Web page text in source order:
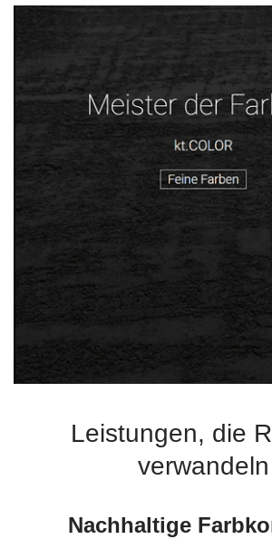
Leistungen, die
verwandeln
Nachhaltige